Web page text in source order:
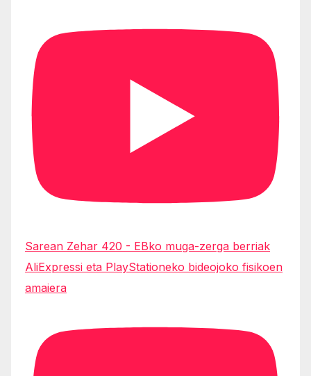
Sarean Zehar 420 - EBko muga-zerga berriak
AliExpressi eta PlayStationeko bideojoko fisikoen
amaiera